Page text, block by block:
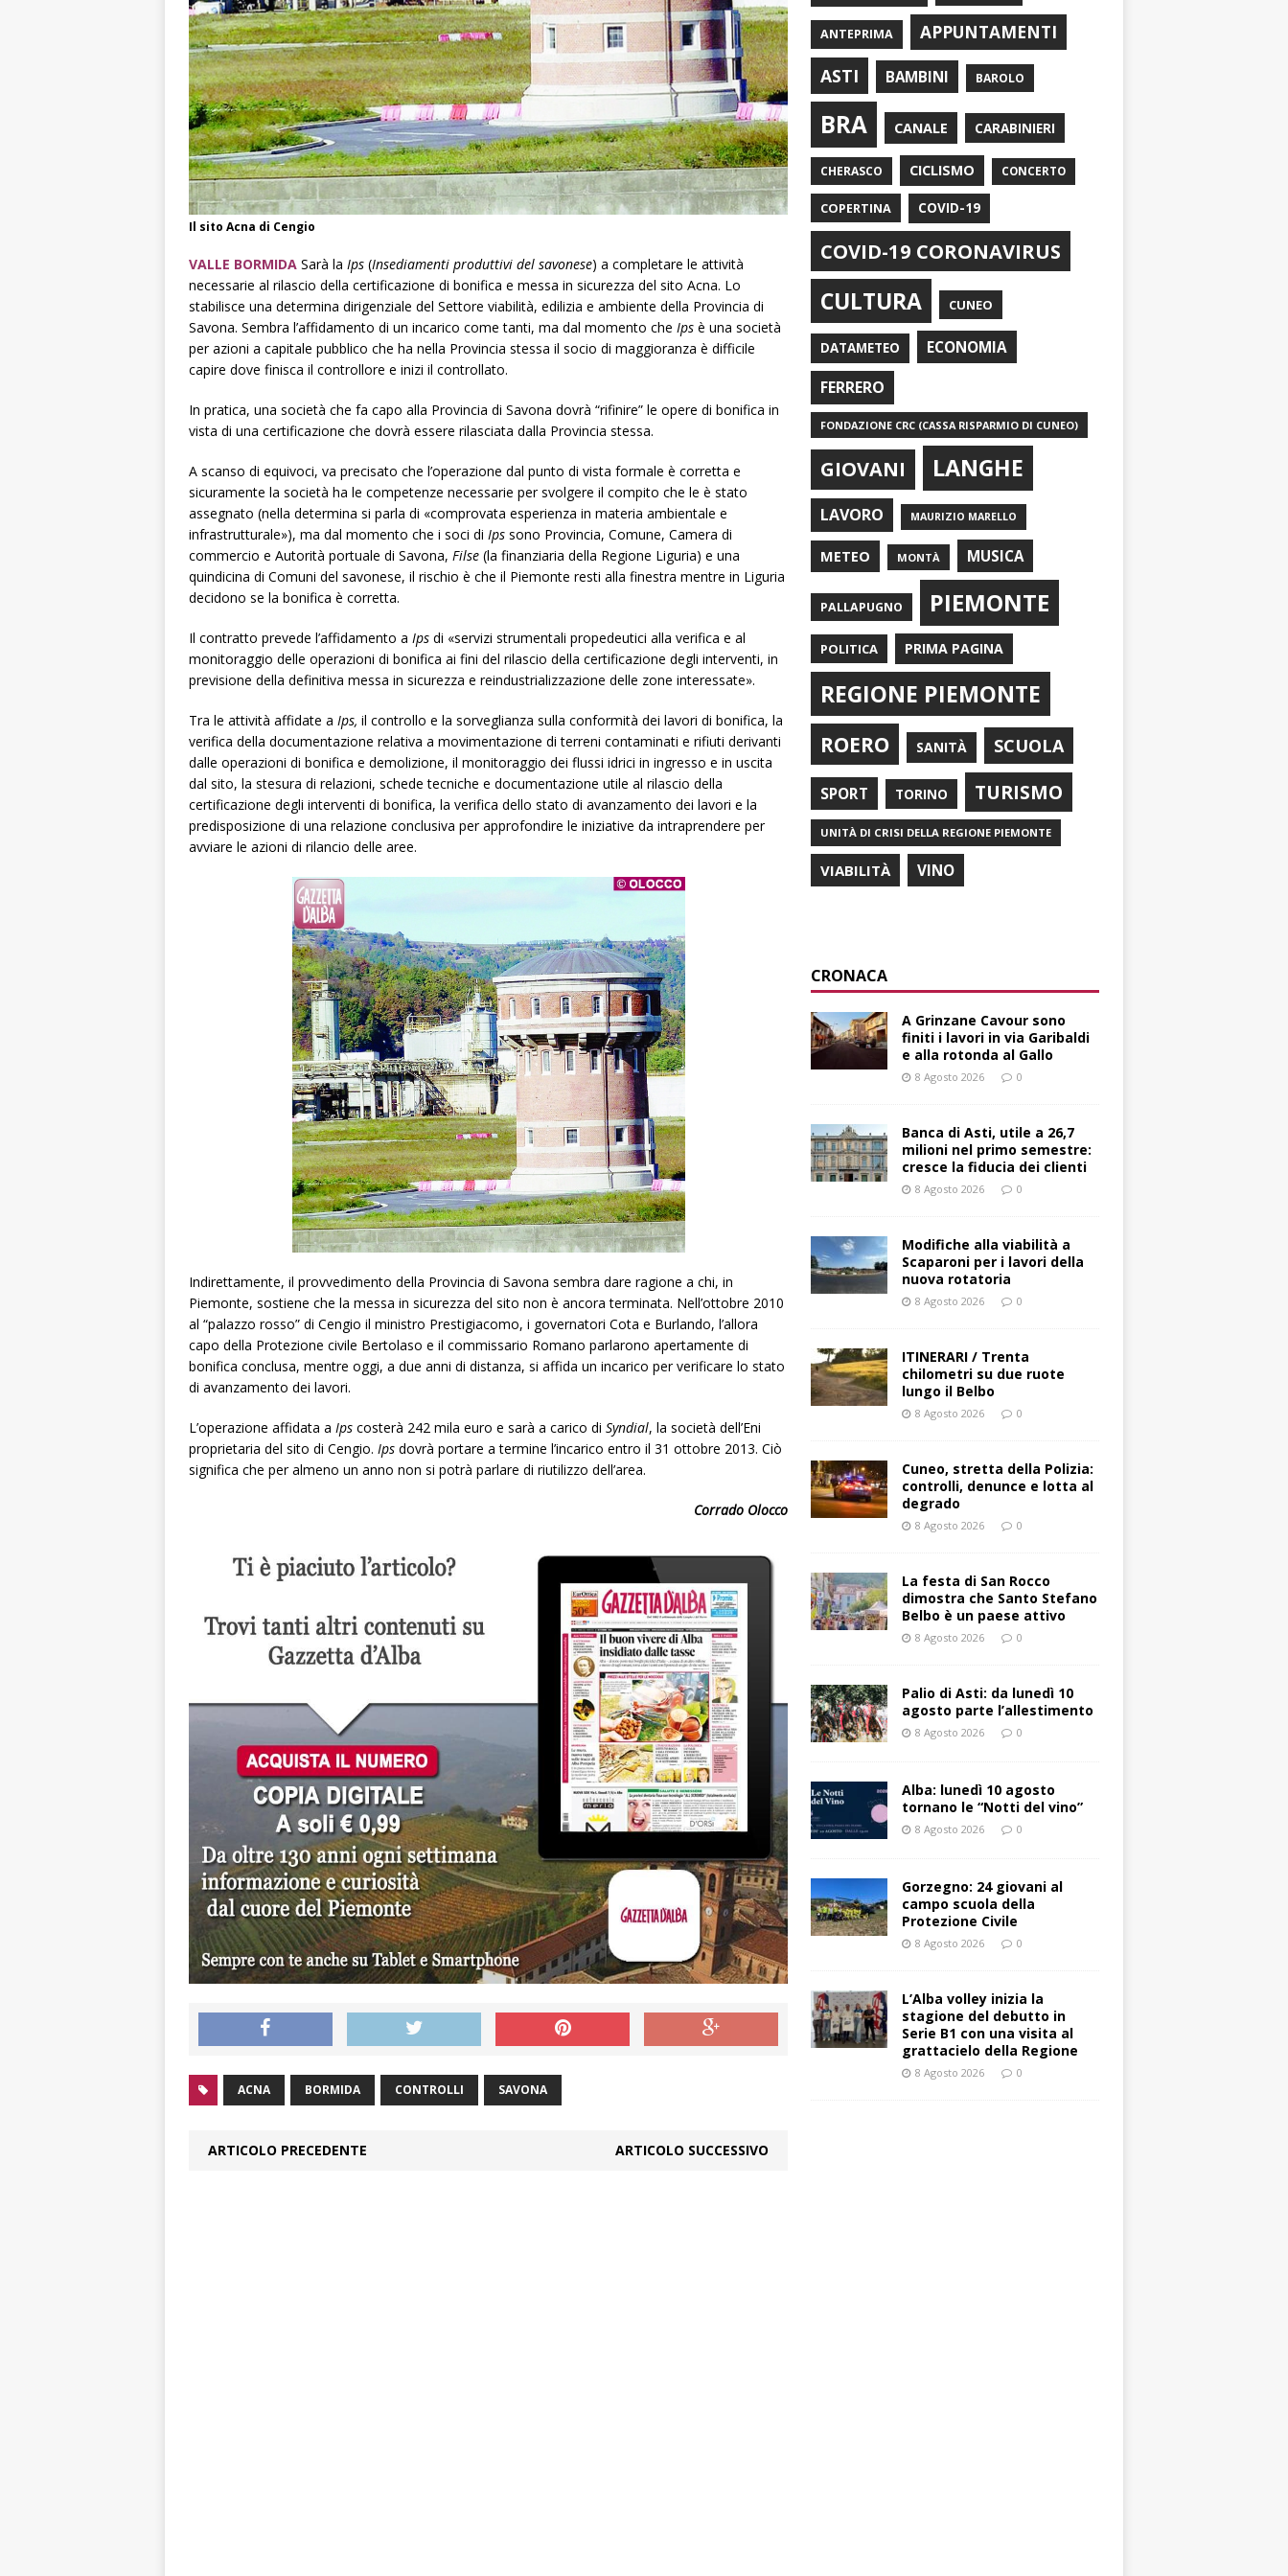
Il sito Acna di Cengio
VALLE BORMIDA Sarà la Ips (Insediamenti produttivi del savonese) a completare le attività
necessarie al rilascio della certificazione di bonifica e messa in sicurezza del sito Acna. Lo
stabilisce una determina dirigenziale del Settore viabilità, edilizia e ambiente della Provincia di
Savona. Sembra l’affidamento di un incarico come tanti, ma dal momento che Ips è una società
per azioni a capitale pubblico che ha nella Provincia stessa il socio di maggioranza è difficile
capire dove finisca il controllore e inizi il controllato.
In pratica, una società che fa capo alla Provincia di Savona dovrà “rifinire” le opere di bonifica in
vista di una certificazione che dovrà essere rilasciata dalla Provincia stessa.
A scanso di equivoci, va precisato che l’operazione dal punto di vista formale è corretta e
sicuramente la società ha le competenze necessarie per svolgere il compito che le è stato
assegnato (nella determina si parla di «comprovata esperienza in materia ambientale e
infrastrutturale»), ma dal momento che i soci di Ips sono Provincia, Comune, Camera di
commercio e Autorità portuale di Savona, Filse (la finanziaria della Regione Liguria) e una
quindicina di Comuni del savonese, il rischio è che il Piemonte resti alla finestra mentre in Liguria
decidono se la bonifica è corretta.
Il contratto prevede l’affidamento a Ips di «servizi strumentali propedeutici alla verifica e al
monitoraggio delle operazioni di bonifica ai fini del rilascio della certificazione degli interventi, in
previsione della definitiva messa in sicurezza e reindustrializzazione delle zone interessate».
Tra le attività affidate a Ips, il controllo e la sorveglianza sulla conformità dei lavori di bonifica, la
verifica della documentazione relativa a movimentazione di terreni contaminati e rifiuti derivanti
dalle operazioni di bonifica e demolizione, il monitoraggio dei flussi idrici in ingresso e in uscita
dal sito, la stesura di relazioni, schede tecniche e documentazione utile al rilascio della
certificazione degli interventi di bonifica, la verifica dello stato di avanzamento dei lavori e la
predisposizione di una relazione conclusiva per approfondire le iniziative da intraprendere per
avviare le azioni di rilancio delle aree.
Indirettamente, il provvedimento della Provincia di Savona sembra dare ragione a chi, in
Piemonte, sostiene che la messa in sicurezza del sito non è ancora terminata. Nell’ottobre 2010
al “palazzo rosso” di Cengio il ministro Prestigiacomo, i governatori Cota e Burlando, l’allora
capo della Protezione civile Bertolaso e il commissario Romano parlarono apertamente di
bonifica conclusa, mentre oggi, a due anni di distanza, si affida un incarico per verificare lo stato
di avanzamento dei lavori.
L’operazione affidata a Ips costerà 242 mila euro e sarà a carico di Syndial, la società dell’Eni
proprietaria del sito di Cengio. Ips dovrà portare a termine l’incarico entro il 31 ottobre 2013. Ciò
significa che per almeno un anno non si potrà parlare di riutilizzo dell’area.
Corrado Olocco
ACNA BORMIDA CONTROLLI SAVONA
ARTICOLO PRECEDENTE ARTICOLO SUCCESSIVO
ANTEPRIMA
APPUNTAMENTI
ASTI
BAMBINI BAROLO
BRA CANALE CARABINIERI
CHERASCO CICLISMO CONCERTO
COPERTINA COVID-19
COVID-19 CORONAVIRUS
CULTURA CUNEO
DATAMETEO ECONOMIA
FERRERO
FONDAZIONE CRC (CASSA RISPARMIO DI CUNEO)
GIOVANI LANGHE
LAVORO MAURIZIO MARELLO
METEO MONTÀ MUSICA
PALLAPUGNO PIEMONTE
POLITICA PRIMA PAGINA
REGIONE PIEMONTE
ROERO SANITÀ SCUOLA
SPORT TORINO TURISMO
UNITÀ DI CRISI DELLA REGIONE PIEMONTE
VIABILITÀ VINO
CRONACA
A Grinzane Cavour sono
finiti i lavori in via Garibaldi
e alla rotonda al Gallo
8 Agosto 2026 0
Banca di Asti, utile a 26,7
milioni nel primo semestre:
cresce la fiducia dei clienti
8 Agosto 2026 0
Modifiche alla viabilità a
Scaparoni per i lavori della
nuova rotatoria
8 Agosto 2026 0
ITINERARI / Trenta
chilometri su due ruote
lungo il Belbo
8 Agosto 2026 0
Cuneo, stretta della Polizia:
controlli, denunce e lotta al
degrado
8 Agosto 2026 0
La festa di San Rocco
dimostra che Santo Stefano
Belbo è un paese attivo
8 Agosto 2026 0
Palio di Asti: da lunedì 10
agosto parte l’allestimento
8 Agosto 2026 0
Alba: lunedì 10 agosto
tornano le “Notti del vino”
8 Agosto 2026 0
Gorzegno: 24 giovani al
campo scuola della
Protezione Civile
8 Agosto 2026 0
L’Alba volley inizia la
stagione del debutto in
Serie B1 con una visita al
grattacielo della Regione
8 Agosto 2026 0